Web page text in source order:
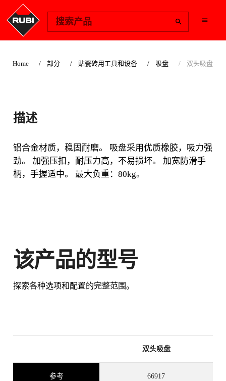
搜索产品
Home 部分 贴瓷砖用工具和设备 吸盘 双头吸盘
双头吸盘
强劲。
BETA VERSION IN ENGLISH
描述
铝合金材质，稳固耐磨。 吸盘采用优质橡胶，吸力强
劲。 加强压扣，耐压力高，不易损坏。 加宽防滑手
柄，手握适中。 最大负重：80kg。
该产品的型号
探索各种选项和配置的完整范围。
双头吸盘
参考 66917